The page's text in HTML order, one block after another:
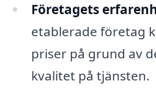
Företagets
etablerade företag
priser på grund av
kvalitet på tjänsten.